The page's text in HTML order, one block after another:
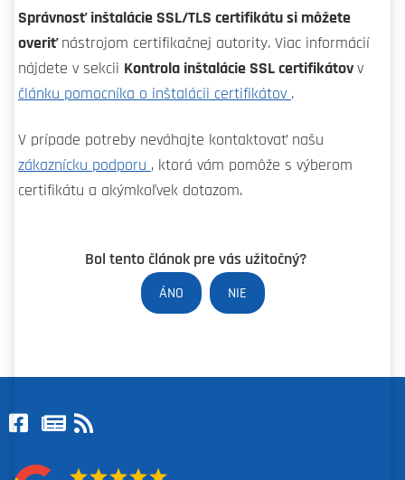
Správnosť inštalácie SSL/TLS certifikátu si môžete
overiť nástrojom certifikačnej autority. Viac informácií
nájdete v sekcii Kontrola inštalácie SSL certifikátov v
článku pomocníka o inštalácii certifikátov .
V prípade potreby neváhajte kontaktovať našu
zákaznícku podporu , ktorá vám pomôže s výberom
certifikátu a akýmkoľvek dotazom.
Bol tento článok pre vás užitočný?
ÁNO NIE